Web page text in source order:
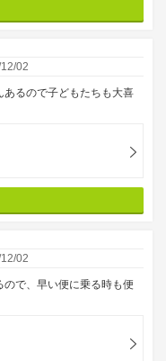
02
るので子どもたちも大喜
02
で、早い便に乗る時も便